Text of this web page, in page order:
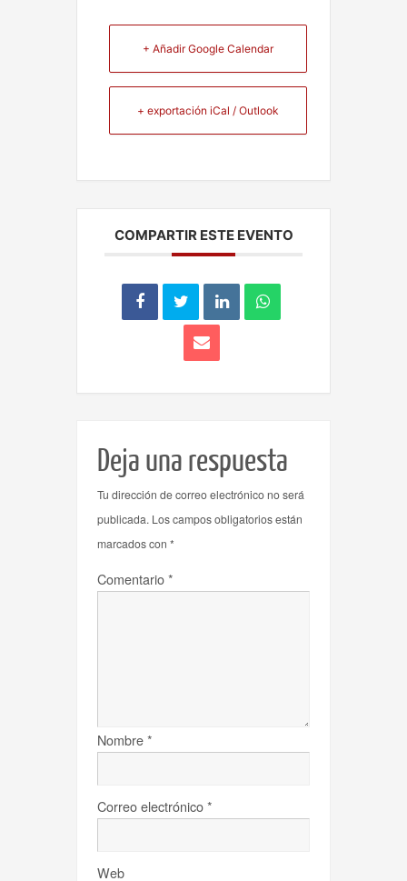
+ Añadir Google Calendar
+ exportación iCal / Outlook
COMPARTIR ESTE EVENTO
Deja una respuesta
Tu dirección de correo electrónico no será
publicada. Los campos obligatorios están
marcados con *
Comentario*
Nombre*
Correo electrónico*
Web